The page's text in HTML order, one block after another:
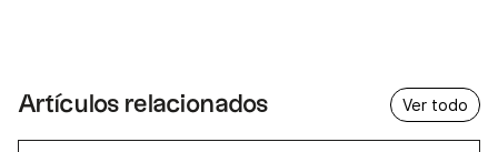
Artículos relacionados Ver todo